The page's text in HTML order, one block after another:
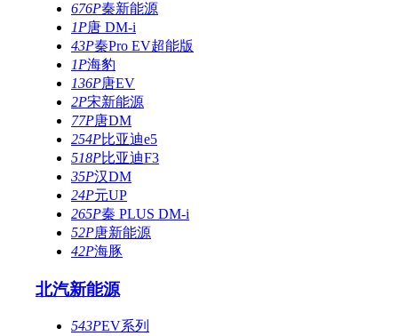
676P秦新能源
1P唐 DM-i
43P秦Pro EV超能版
1P海豹
136P唐EV
2P宋新能源
77P唐DM
254P比亚迪e5
518P比亚迪F3
35P汉DM
24P元UP
265P秦 PLUS DM-i
52P唐新能源
42P海豚
北汽新能源
543PEV系列